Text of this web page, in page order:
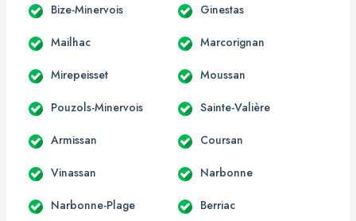
Bize-Minervois Ginestas
Mailhac Marcorignan
Mirepeisset Moussan
Pouzols-Minervois Sainte-Valière
Armissan Coursan
Vinassan Narbonne
Narbonne-Plage Berriac